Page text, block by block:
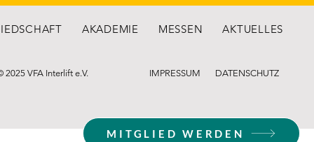
MITGLIED WERDEN
AKADEMIE MESSEN AKTUELLES
2025 VFA Interlift e.V. IMPRESSUM DATENSCHUTZ